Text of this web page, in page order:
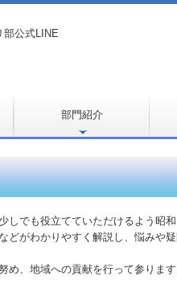
部公式LINE
部門紹介
でも役立てていただけるよう昭
がわかりやすく解説し、悩みや疑
、地域への貢献を行って参ります